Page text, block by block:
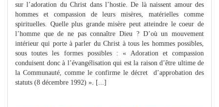
sur l’adoration du Christ dans l’hostie. De là naissent amour des
hommes et compassion de leurs misères, matérielles comme
spirituelles. Quelle plus grande misère peut atteindre le coeur de
l’homme que de ne pas connaître Dieu ? D’où un mouvement
intérieur qui porte à parler du Christ à tous les hommes possibles,
sous toutes les formes possibles : « Adoration et compassion
conduisent donc à l’évangélisation qui est la raison d’être ultime de
la Communauté, comme le confirme le décret d’approbation des
statuts (8 décembre 1992) ». [...]